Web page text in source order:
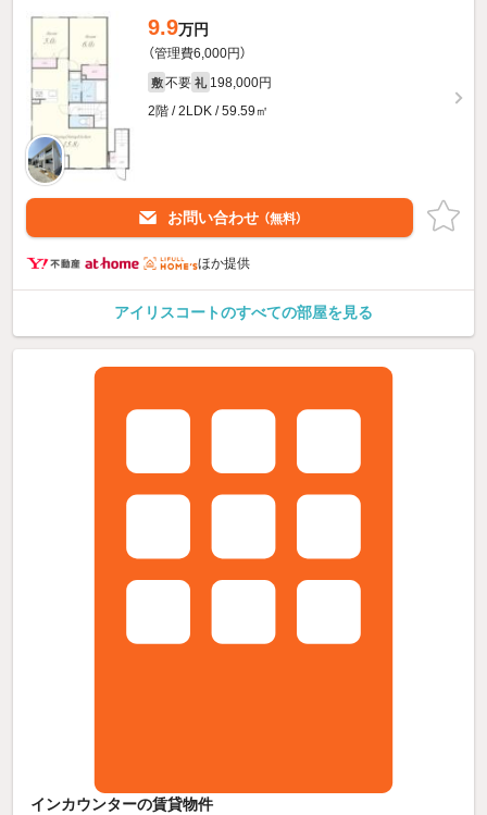
9.9万円
（管理費6,000円）
敷 不要 礼 198,000円
2階 / 2LDK / 59.59㎡
お問い合わせ （無料）
ほか提供
アイリスコートのすべての部屋を見る
インカウンターの賃貸物件